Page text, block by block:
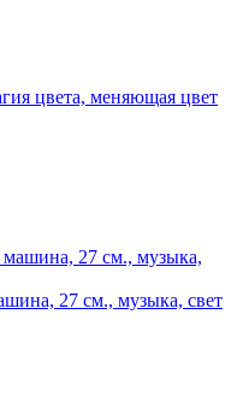
цвета, меняющая цвет
27 см., музыка, свет